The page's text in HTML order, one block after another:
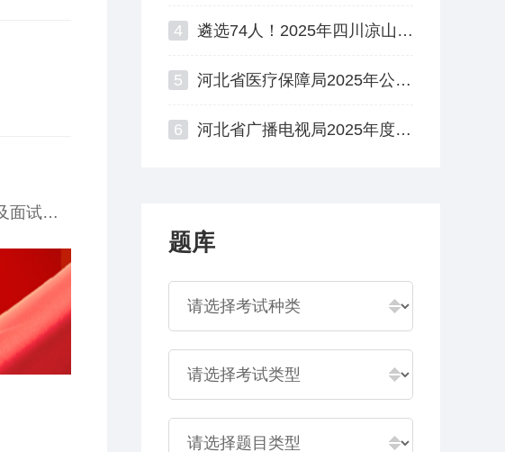
2025四川省直遴选公务员资格复审及面试公告汇总
4 遴选74人！2025年四川凉山州州直机关公开遴选公务员
5 河北省医疗保障局2025年公开遴选公务员面试资格复审公告
6 河北省广播电视局2025年度公开遴选公务员资格复审公告
题库